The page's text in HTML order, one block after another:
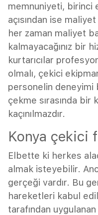
memnuniyeti, birinci
açısından ise
her zaman maliyet
kalmayacağınız bir
kurtarıcılar
olmalı, çekici
personelin deneyimi
çekme sırasında bir
kaçınılmazdır.
Konya çekici
Elbette ki herkes
almak isteyebilir.
gerçeği vardır. Bu
hareketleri kabul
tarafından